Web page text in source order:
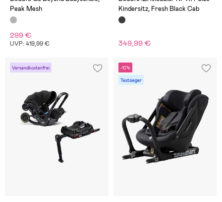
Peak Mesh
299 €
UVP: 419,99 €
Kindersitz, Fresh Black Cab
349,99 €
Versandkostenfrei -10%
Testsieger